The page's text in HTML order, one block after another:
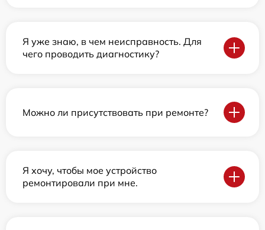
Я уже знаю, в чем неисправность. Для
чего проводить диагностику?
Можно ли присутствовать при ремонте?
Я хочу, чтобы мое устройство
ремонтировали при мне.